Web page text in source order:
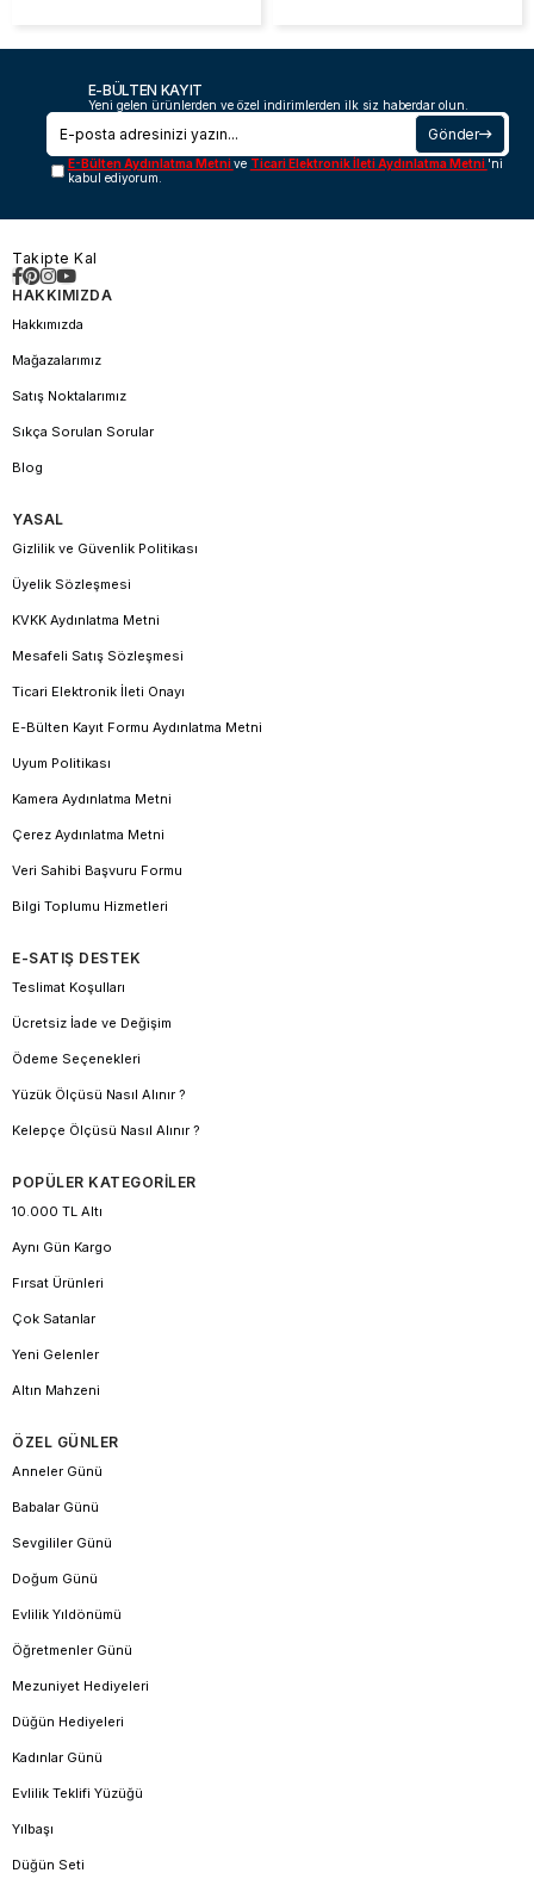
E-BÜLTEN KAYIT
Yeni gelen ürünlerden ve özel indirimlerden ilk siz haberdar olun.
Gönder
E-Bülten Aydınlatma Metnive Ticari Elektronik İleti Aydınlatma Metni 'ni
kabul ediyorum.
Takipte Kal
HAKKIMIZDA
Hakkımızda
Mağazalarımız
Satış Noktalarımız
Sıkça Sorulan Sorular
Blog
YASAL
Gizlilik ve Güvenlik Politikası
Üyelik Sözleşmesi
KVKK Aydınlatma Metni
Mesafeli Satış Sözleşmesi
Ticari Elektronik İleti Onayı
E-Bülten Kayıt Formu Aydınlatma Metni
Uyum Politikası
Kamera Aydınlatma Metni
Çerez Aydınlatma Metni
Veri Sahibi Başvuru Formu
Bilgi Toplumu Hizmetleri
E-SATIŞ DESTEK
Teslimat Koşulları
Ücretsiz İade ve Değişim
Ödeme Seçenekleri
Yüzük Ölçüsü Nasıl Alınır ?
Kelepçe Ölçüsü Nasıl Alınır ?
POPÜLER KATEGORİLER
10.000 TL Altı
Aynı Gün Kargo
Fırsat Ürünleri
Çok Satanlar
Yeni Gelenler
Altın Mahzeni
ÖZEL GÜNLER
Anneler Günü
Babalar Günü
Sevgililer Günü
Doğum Günü
Evlilik Yıldönümü
Öğretmenler Günü
Mezuniyet Hediyeleri
Düğün Hediyeleri
Kadınlar Günü
Evlilik Teklifi Yüzüğü
Yılbaşı
Düğün Seti